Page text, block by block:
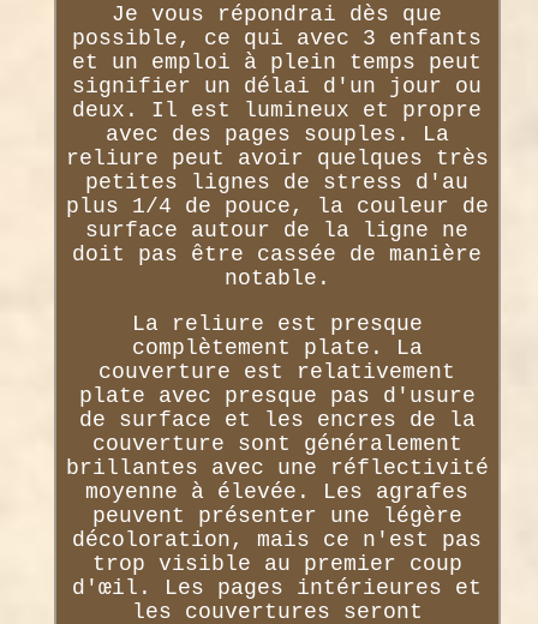
Je vous répondrai dès que
possible, ce qui avec 3 enfants
et un emploi à plein temps peut
signifier un délai d'un jour ou
deux. Il est lumineux et propre
avec des pages souples. La
reliure peut avoir quelques très
petites lignes de stress d'au
plus 1/4 de pouce, la couleur de
surface autour de la ligne ne
doit pas être cassée de manière
notable.
La reliure est presque
complètement plate. La
couverture est relativement
plate avec presque pas d'usure
de surface et les encres de la
couverture sont généralement
brillantes avec une réflectivité
moyenne à élevée. Les agrafes
peuvent présenter une légère
décoloration, mais ce n'est pas
trop visible au premier coup
d'œil. Les pages intérieures et
les couvertures seront